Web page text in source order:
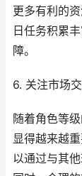
更多有利的
日任务积累
障。
6. 关注市场
随着角色等
显得越来越
以通过与其